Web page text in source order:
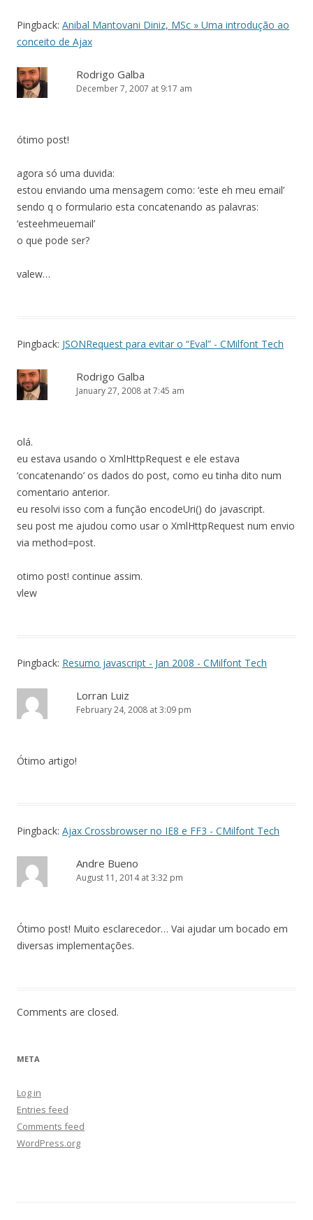
Pingback: Anibal Mantovani Diniz, MSc » Uma introdução ao
conceito de Ajax
Rodrigo Galba
December 7, 2007 at 9:17 am
ótimo post!
agora só uma duvida:
estou enviando uma mensagem como: ‘este eh meu email’
sendo q o formulario esta concatenando as palavras:
‘esteehmeuemail’
o que pode ser?
valew…
Pingback: JSONRequest para evitar o “Eval” - CMilfont Tech
Rodrigo Galba
January 27, 2008 at 7:45 am
olá.
eu estava usando o XmlHttpRequest e ele estava
‘concatenando’ os dados do post, como eu tinha dito num
comentario anterior.
eu resolvi isso com a função encodeUri() do javascript.
seu post me ajudou como usar o XmlHttpRequest num envio
via method=post.
otimo post! continue assim.
vlew
Pingback: Resumo javascript - Jan 2008 - CMilfont Tech
Lorran Luiz
February 24, 2008 at 3:09 pm
Ótimo artigo!
Pingback: Ajax Crossbrowser no IE8 e FF3 - CMilfont Tech
Andre Bueno
August 11, 2014 at 3:32 pm
Ótimo post! Muito esclarecedor… Vai ajudar um bocado em
diversas implementações.
Comments are closed.
META
Log in
Entries feed
Comments feed
WordPress.org